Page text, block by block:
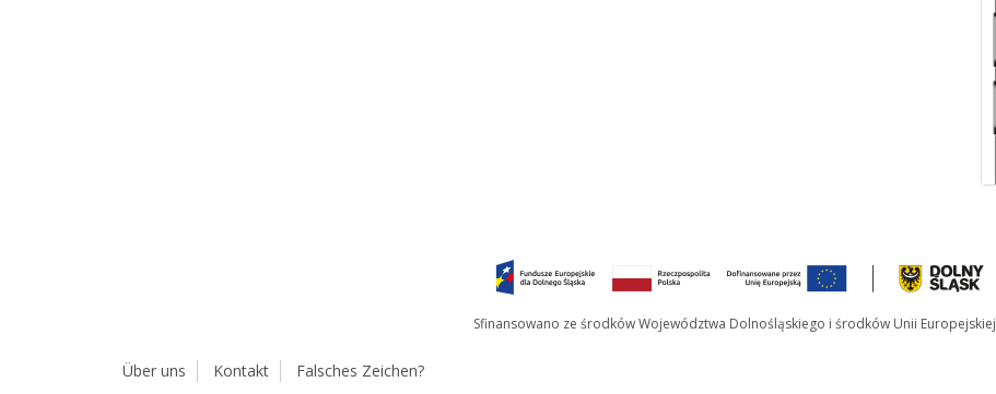
Sfinansowano ze środków Województwa Dolnośląskiego i środków Unii Europejskiej
Über uns Kontakt Falsches Zeichen?